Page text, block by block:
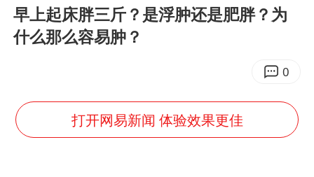
浙江台州《告全体市民书》
多个明星演唱会取消
男孩参加珠心算比赛气定神闲
牛群和施拉普纳33年后重逢
上半年国内居民出游人次34.63亿
早上起床胖三斤？是浮肿还是肥胖？为
什么那么容易肿？
0
打开网易新闻 体验效果更佳